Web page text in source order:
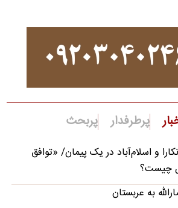
پرطرفدار پربحث
و اسلام‌آباد در یک پیمان/ «توافق
چیست؟
به عربستان